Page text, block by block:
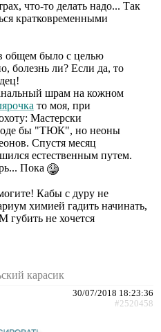
что-то делать надо... Так
кратковременными
общем было с целью
болезнь ли? Если да, то
шрам на кожном
то моя, при
Мастерски
бы "ТЮК", но неоны
Спустя месяц
естественным путем.
Пока
Кабы с дуру не
химией гадить начинать,
не хочется
карасик
30/07/2018 18:23:36
#2520458